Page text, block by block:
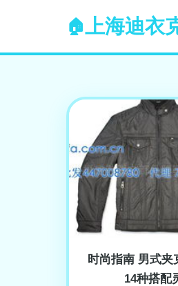
上海迪衣
时尚指南 男式夹
14种搭配